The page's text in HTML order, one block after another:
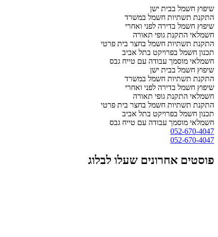
שיפוץ חשמל בבית ישן
התקנת תשתיות חשמל במשרד
שיפוץ חשמל בדירה לפני ואחרי
חשמלאי התקנת גופי תאורה
התקנת תשתיות חשמל בחצר בית פרטי
תכנון חשמל בפרויקט בתל אביב
חשמלאי מוסמך עבודה עם טייח גבס
שיפוץ חשמל בבית ישן
התקנת תשתיות חשמל במשרד
שיפוץ חשמל בדירה לפני ואחרי
חשמלאי התקנת גופי תאורה
התקנת תשתיות חשמל בחצר בית פרטי
תכנון חשמל בפרויקט בתל אביב
חשמלאי מוסמך עבודה עם טייח גבס
052-670-4047
052-670-4047
פוסטים אחרונים שעלו לבלוג